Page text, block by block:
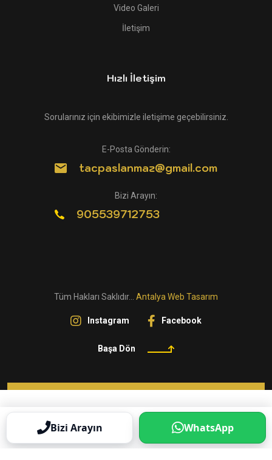
Video Galeri
İletişim
Hızlı İletişim
Sorularınız için ekibimizle iletişime geçebilirsiniz.
E-Posta Gönderin:
tacpaslanmaz@gmail.com
Bizi Arayın:
905539712753
Tüm Hakları Saklıdır... Antalya Web Tasarım
Instagram Facebook
Başa Dön
Bizi Arayın WhatsApp